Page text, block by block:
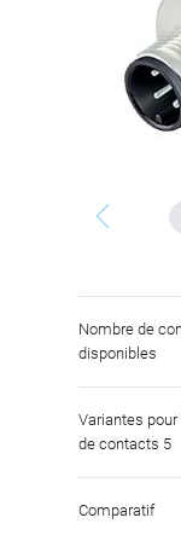
Nombre de
disponibles
Variantes
de contacts 5
Comparatif